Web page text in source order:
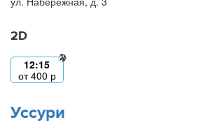
2D
12:15
от400 р
Уссури